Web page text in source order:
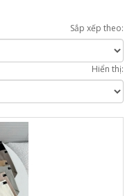
Sắp xếp theo:
Hiển thị: